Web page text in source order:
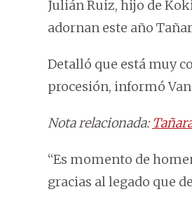
Julián Ruiz, hijo de
adornan este año
Detalló que está muy
procesión, informó
Nota relacionada:
“Es momento de
gracias al legado que